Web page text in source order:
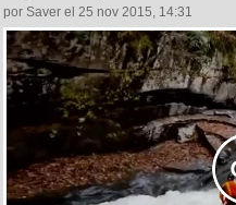
por Saver el 25 nov 2015, 14:31